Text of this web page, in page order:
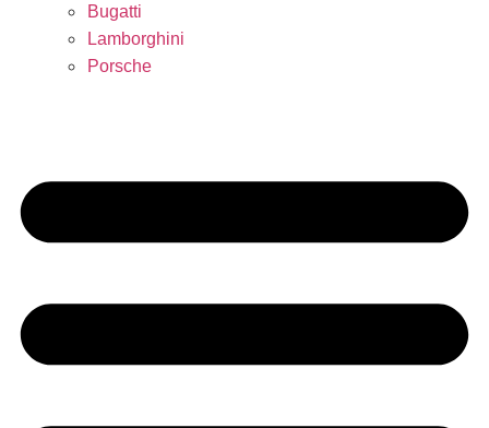
Bugatti
Lamborghini
Porsche